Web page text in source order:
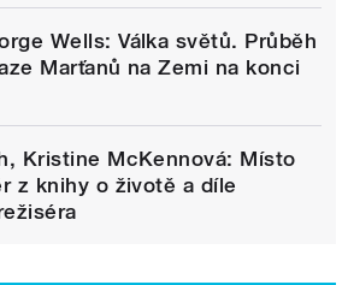
Wells: Válka světů. Průběh
Marťanů na Zemi na konci
Kristine McKennová: Místo
z knihy o životě a díle